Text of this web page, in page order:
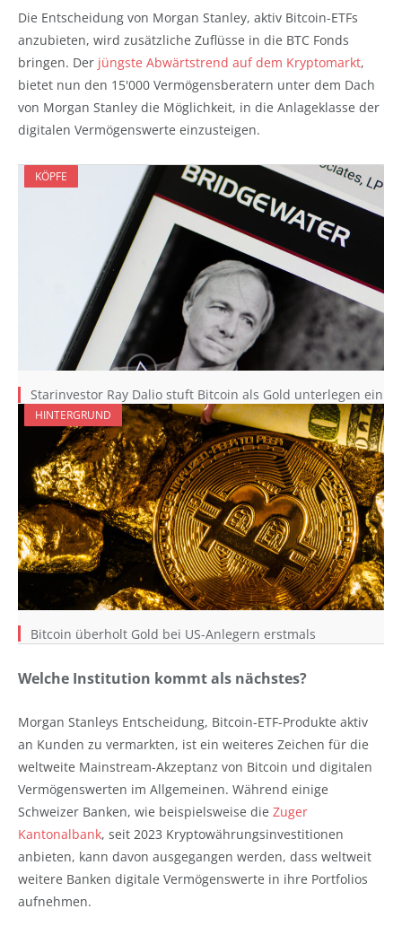
Die Entscheidung von Morgan Stanley, aktiv Bitcoin-ETFs
anzubieten, wird zusätzliche Zuflüsse in die BTC Fonds
bringen. Der jüngste Abwärtstrend auf dem Kryptomarkt,
bietet nun den 15'000 Vermögensberatern unter dem Dach
von Morgan Stanley die Möglichkeit, in die Anlageklasse der
digitalen Vermögenswerte einzusteigen.
KÖPFE
Starinvestor Ray Dalio stuft Bitcoin als Gold unterlegen ein
HINTERGRUND
Bitcoin überholt Gold bei US-Anlegern erstmals
Welche Institution kommt als nächstes?
Morgan Stanleys Entscheidung, Bitcoin-ETF-Produkte aktiv
an Kunden zu vermarkten, ist ein weiteres Zeichen für die
weltweite Mainstream-Akzeptanz von Bitcoin und digitalen
Vermögenswerten im Allgemeinen. Während einige
Schweizer Banken, wie beispielsweise die Zuger
Kantonalbank, seit 2023 Kryptowährungsinvestitionen
anbieten, kann davon ausgegangen werden, dass weltweit
weitere Banken digitale Vermögenswerte in ihre Portfolios
aufnehmen.